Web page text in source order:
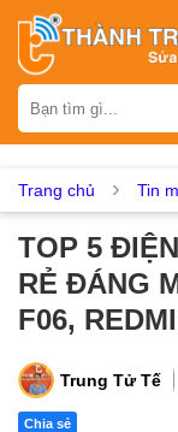
Asus
Dịch
Thay
Trang chủ Tin
TOP 5
RẺ ĐÁNG
F06,
Trung Tử Tế
Chia sẻ